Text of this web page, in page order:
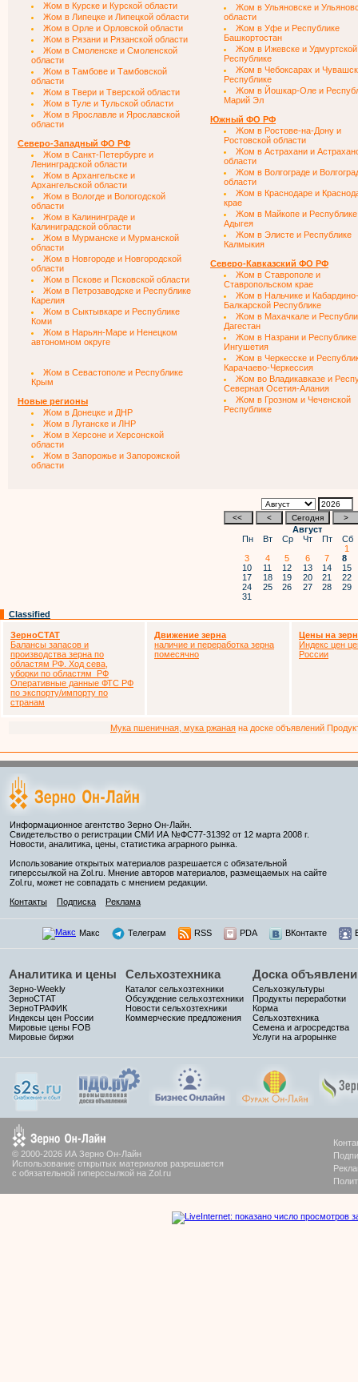
Жом в Курске и Курской области
Жом в Липецке и Липецкой области
Жом в Орле и Орловской области
Жом в Рязани и Рязанской области
Жом в Смоленске и Смоленской
области
Жом в Тамбове и Тамбовской
области
Жом в Твери и Тверской области
Жом в Туле и Тульской области
Жом в Ярославле и Ярославской
области
Северо-Западный ФО РФ
Жом в Санкт-Петербурге и
Ленинградской области
Жом в Архангельске и
Архангельской области
Жом в Вологде и Вологодской
области
Жом в Калининграде и
Калиниградской области
Жом в Мурманске и Мурманской
области
Жом в Новгороде и Новгородской
области
Жом в Пскове и Псковской области
Жом в Петрозаводске и Республике
Карелия
Жом в Сыктывкаре и Республике
Коми
Жом в Нарьян-Маре и Ненецком
автономном округе
Жом в Севастополе и Республике
Крым
Новые регионы
Жом в Донецке и ДНР
Жом в Луганске и ЛНР
Жом в Херсоне и Херсонской
области
Жом в Запорожье и Запорожской
области
Жом в Ульяновске и
области
Жом в Уфе и Республике
Башкортостан
Жом в Ижевске и Удмуртской
Республике
Жом в Чебоксарах и
Республике
Жом в Йошкар-Оле и
Марий Эл
Южный ФО РФ
Жом в Ростове-на-Дону и
Ростовской области
Жом в Астрахани и
области
Жом в Волгограде и
области
Жом в Краснодаре и
крае
Жом в Майкопе и Республике
Адыгея
Жом в Элисте и Республике
Калмыкия
Северо-Кавказский ФО РФ
Жом в Ставрополе и
Ставропольском крае
Жом в Нальчике и Кабардино-
Балкарской Республике
Жом в Махачкале и
Дагестан
Жом в Назрани и Республике
Ингушетия
Жом в Черкесске и
Карачаево-Черкессия
Жом во Владикавказе и
Северная Осетия-Алания
Жом в Грозном и Чеченской
Республике
Август
Пн
Вт Ср Чт Пт Сб
1
3
4 5 6 7 8
10
11 12 13 14 15
17
18 19 20 21 22
24
25 26 27 28 29
31
Classified
ЗерноСТАТ
Балансы запасов и
производства зерна по
областям РФ. Ход сева,
уборки по областям РФ
Оперативные данные ФТС РФ
по экспорту/импорту по
странам
Движение зерна
наличие и переработка зерна
помесячно
Цены на
Индекс цен
России
Мука пшеничная, мука ржаная на доске объявлений
Информационное агентство Зерно Он-Лайн.
Свидетельство о регистрации СМИ ИА №ФС77-31392 от 12 марта 2008 г.
Новости, аналитика, цены, статистика аграрного рынка.
Использование открытых материалов разрешается с обязательной
гиперссылкой на Zol.ru. Мнение авторов материалов, размещаемых на сайте
Zol.ru, может не совпадать с мнением редакции.
Контакты
Подписка Реклама
Макс Телеграм RSS PDA ВКонтакте
Аналитика и цены
Зерно-Weekly
ЗерноСТАТ
ЗерноТРАФИК
Индексы цен России
Мировые цены FOB
Мировые биржи
Сельхозтехника
Каталог сельхозтехники
Обсуждение сельхозтехники
Новости сельхозтехники
Коммерческие предложения
Доска
Сельхозкультуры
Продукты переработки
Корма
Сельхозтехника
Семена и агросредства
Услуги на агрорынке
© 2000-2026 ИА Зерно Он-Лайн
Использование открытых материалов разрешается
с обязательной гиперссылкой на Zol.ru